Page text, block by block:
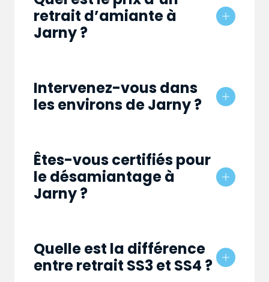
retrait d’amiante à
Jarny ?
Intervenez-vous dans
les environs de Jarny ?
Êtes-vous certifiés pour
le désamiantage à
Jarny ?
Quelle est la différence
entre retrait SS3 et SS4 ?